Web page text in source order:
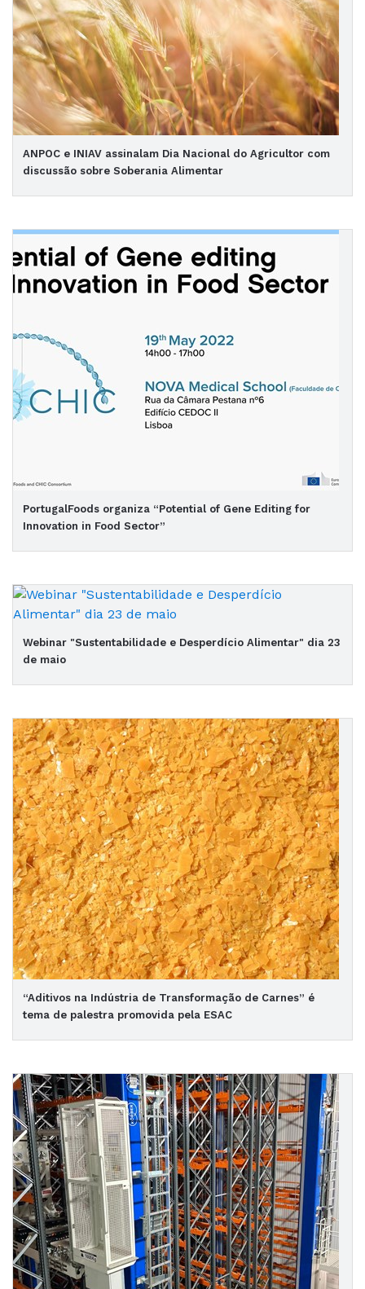
ANPOC e INIAV assinalam Dia Nacional do Agricultor com
discussão sobre Soberania Alimentar
PortugalFoods organiza “Potential of Gene Editing for
Innovation in Food Sector”
Webinar "Sustentabilidade e Desperdício Alimentar" dia 23
de maio
“Aditivos na Indústria de Transformação de Carnes” é
tema de palestra promovida pela ESAC